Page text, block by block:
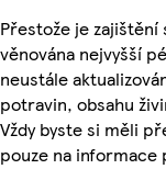
Přestože je
věnována nejvyšší
neustále
potravin, obsahu
Vždy byste si měli
pouze na